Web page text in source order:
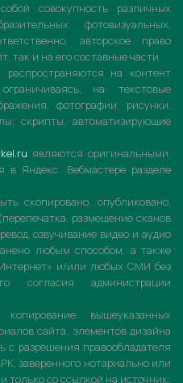
совокупность различных
фотовизуальных,
авторское право
так и на его составные части.
на контент
на: текстовые
фотографии, рисунки,
скрипты, автоматизирующие
являются оригинальными,
в Яндекс. Вебмастере разделе
скопировано, опубликовано,
размещение сканов
озвучивание видео и аудио
любым способом, а также
и/или любых СМИ без
согласия администрации
вышеуказанных
сайта, элементов дизайна
разрешения правообладателя
заверенного нотариально или
только со ссылкой на источник: